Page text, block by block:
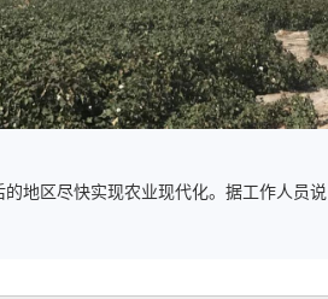
地区尽快实现农业现代化。据工作人